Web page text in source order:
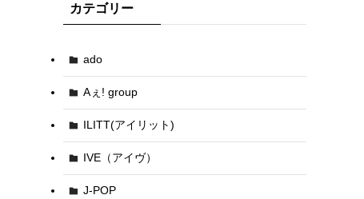
カテゴリー
ado
Aぇ! group
ILITT(アイリット)
IVE（アイヴ）
J-POP